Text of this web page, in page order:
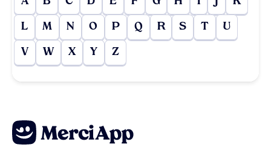
L M N O P Q R S T U
V W X Y Z